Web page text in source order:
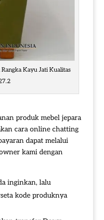
Kayu Jati Kualitas
produk mebel jepara
cara online chatting
dapat melalui
kami dengan
inginkan, lalu
kode produknya